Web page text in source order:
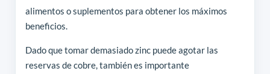
alimentos o suplementos para obtener los máximos
beneficios.
Dado que tomar demasiado zinc puede agotar las
reservas de cobre, también es importante